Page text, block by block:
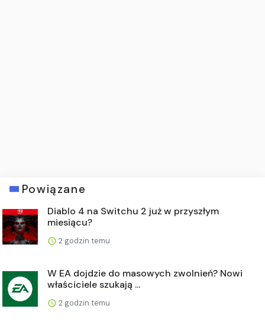
Powiązane
Diablo 4 na Switchu 2 już w przyszłym
miesiącu?
2 godzin temu
W EA dojdzie do masowych zwolnień? Nowi
właściciele szukają ...
2 godzin temu